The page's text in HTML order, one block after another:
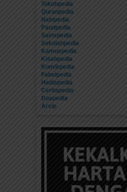
Tokohpedia
Quranpedia
Nabipedia
Paudpedia
Sainspedia
Sekolahpedia
Kamuspedia
Kisahpedia
Komikpedia
Fabelpedia
Hadispedia
Ceritapedia
Doapedia
Arsip